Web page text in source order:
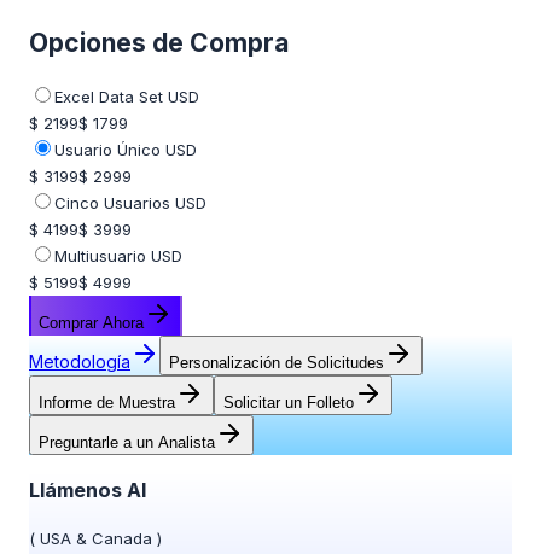
Opciones de Compra
Excel Data Set USD
$ 2199$ 1799
Usuario Único USD
$ 3199$ 2999
Cinco Usuarios USD
$ 4199$ 3999
Multiusuario USD
$ 5199$ 4999
Comprar Ahora
Metodología Personalización de Solicitudes
Informe de Muestra Solicitar un Folleto
Preguntarle a un Analista
Llámenos Al
( USA & Canada )